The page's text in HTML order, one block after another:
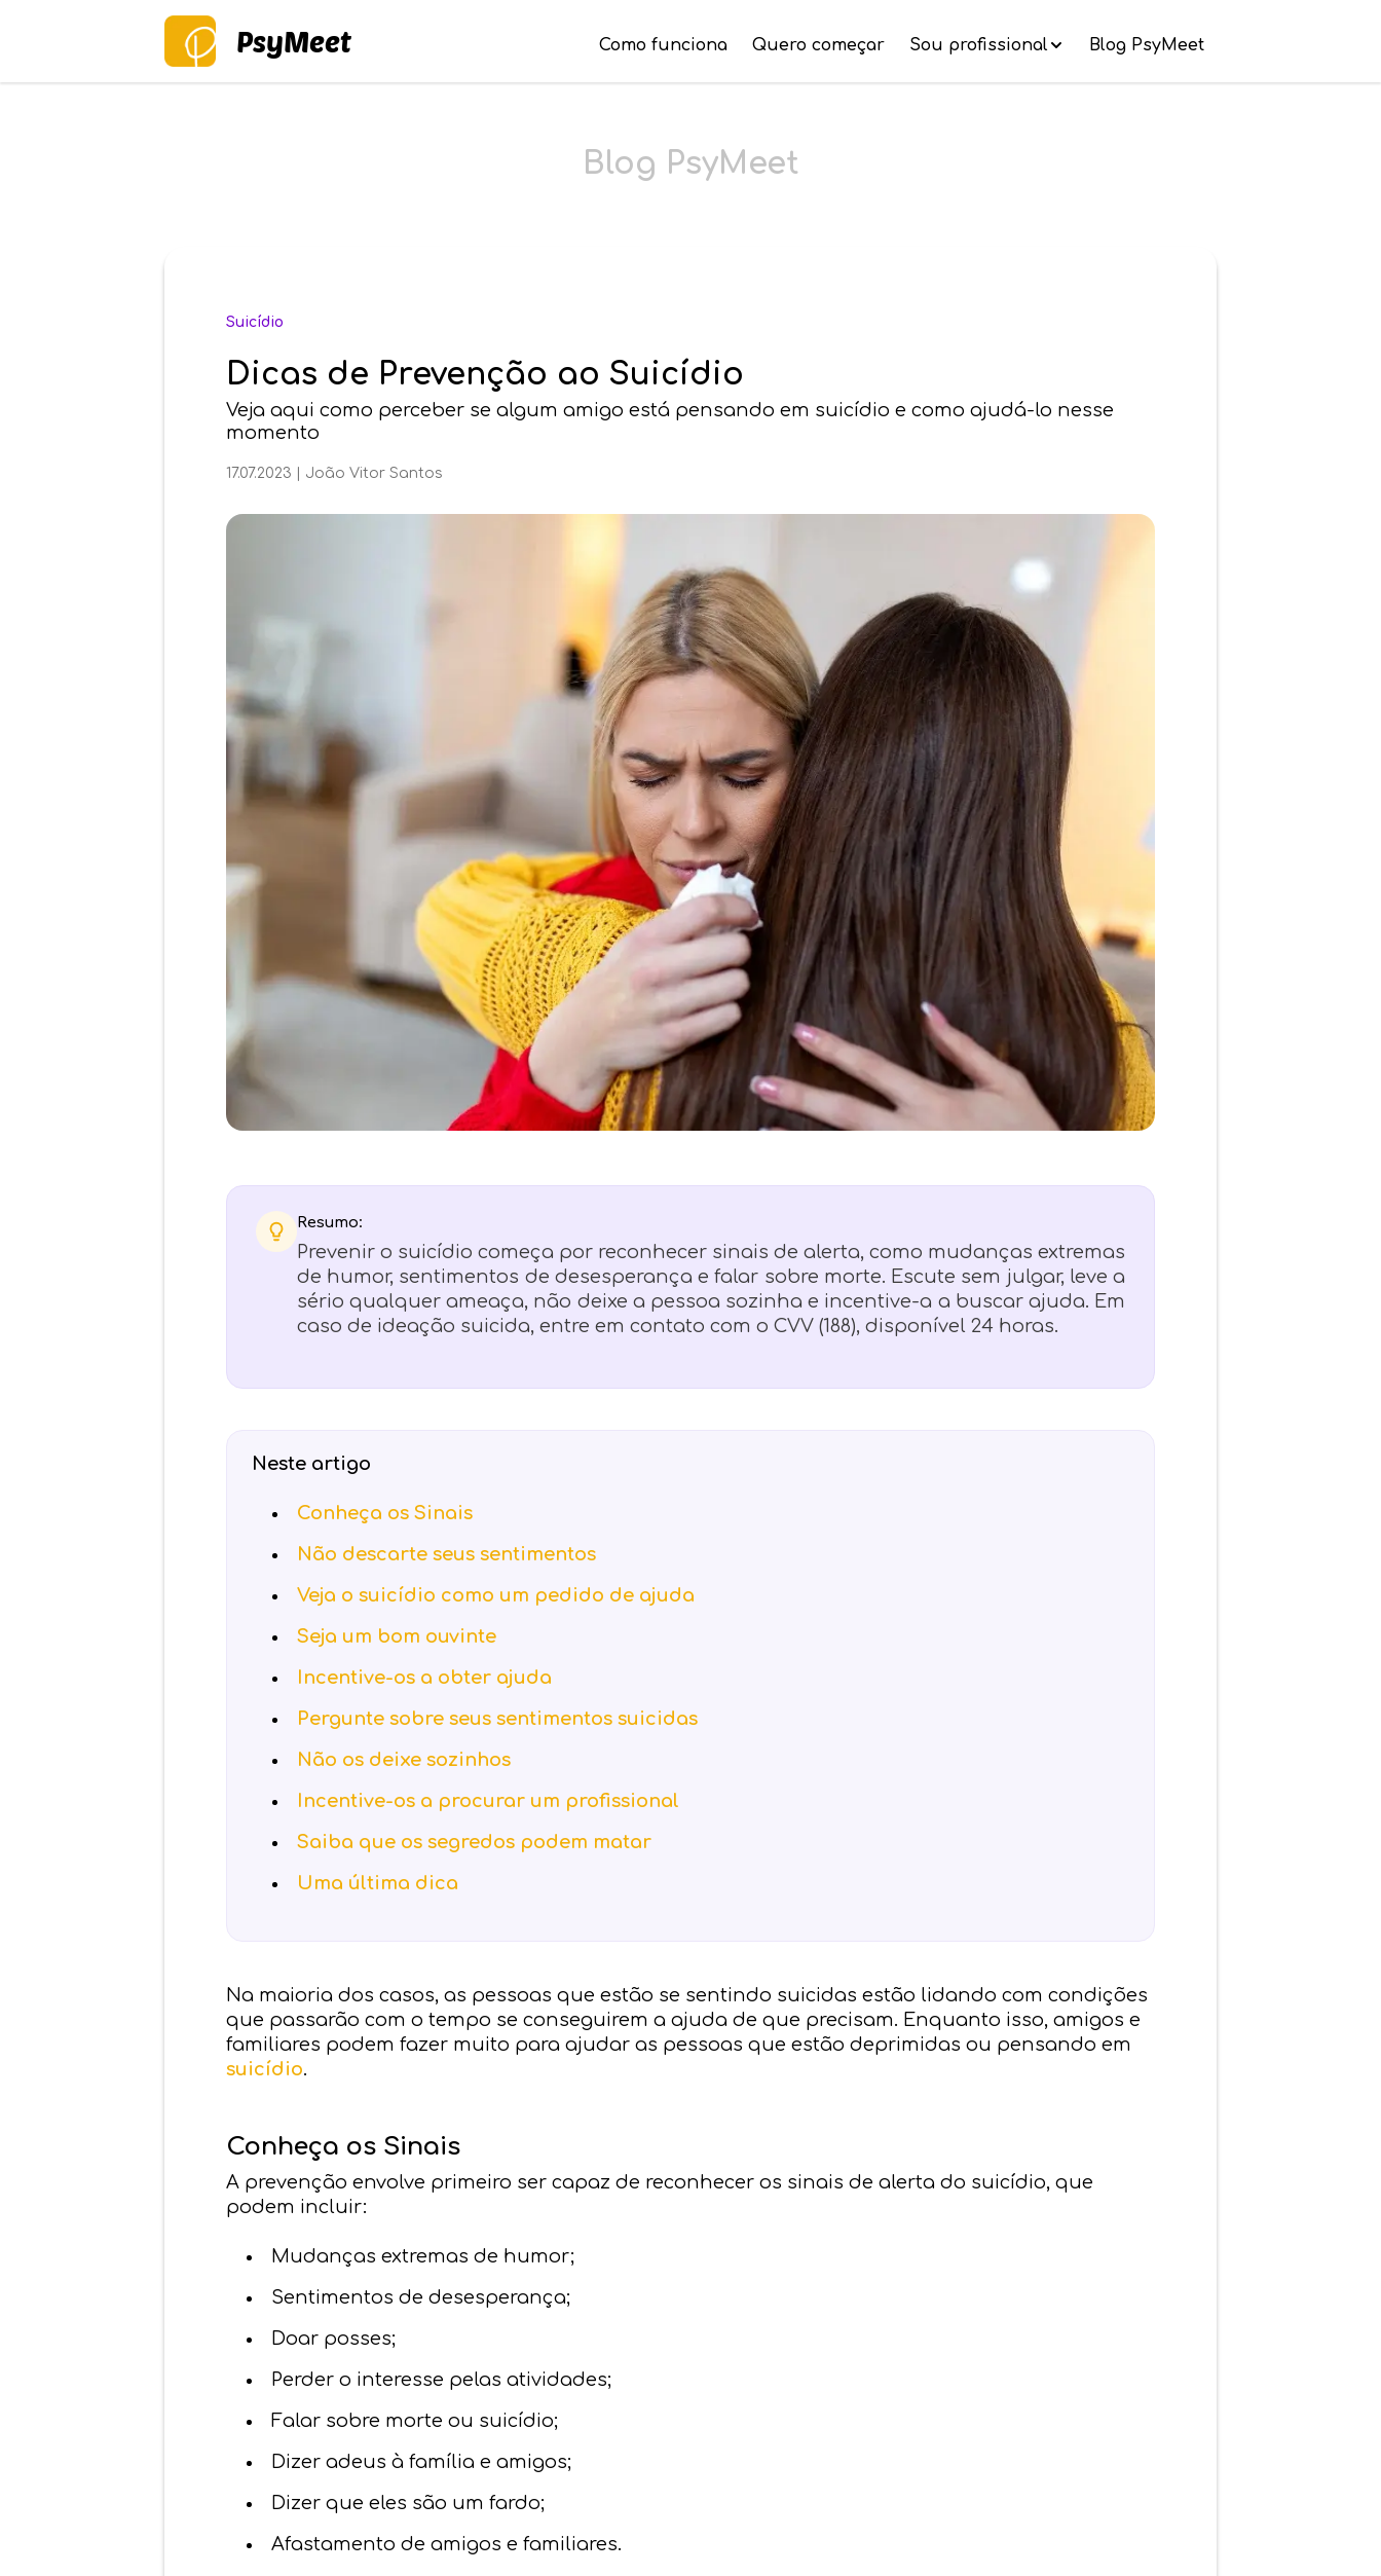
PsyMeet Como funciona Quero começar Sou profissional Blog PsyMeet
Blog PsyMeet
Suicídio
Dicas de Prevenção ao Suicídio
Veja aqui como perceber se algum amigo está pensando em suicídio e como ajudá-lo nesse
momento
17.07.2023 João Vitor Santos
Resumo:
Prevenir o suicídio começa por reconhecer sinais de alerta, como mudanças extremas
de humor, sentimentos de desesperança e falar sobre morte. Escute sem julgar, leve a
sério qualquer ameaça, não deixe a pessoa sozinha e incentive-a a buscar ajuda. Em
caso de ideação suicida, entre em contato com o CVV (188), disponível 24 horas.
Neste artigo
Conheça os Sinais
Não descarte seus sentimentos
Veja o suicídio como um pedido de ajuda
Seja um bom ouvinte
Incentive-os a obter ajuda
Pergunte sobre seus sentimentos suicidas
Não os deixe sozinhos
Incentive-os a procurar um profissional
Saiba que os segredos podem matar
Uma última dica
Na maioria dos casos, as pessoas que estão se sentindo suicidas estão lidando com condições
que passarão com o tempo se conseguirem a ajuda de que precisam. Enquanto isso, amigos e
familiares podem fazer muito para ajudar as pessoas que estão deprimidas ou pensando em
suicídio.
Conheça os Sinais
A prevenção envolve primeiro ser capaz de reconhecer os sinais de alerta do suicídio, que
podem incluir:
Mudanças extremas de humor;
Sentimentos de desesperança;
Doar posses;
Perder o interesse pelas atividades;
Falar sobre morte ou suicídio;
Dizer adeus à família e amigos;
Dizer que eles são um fardo;
Afastamento de amigos e familiares.